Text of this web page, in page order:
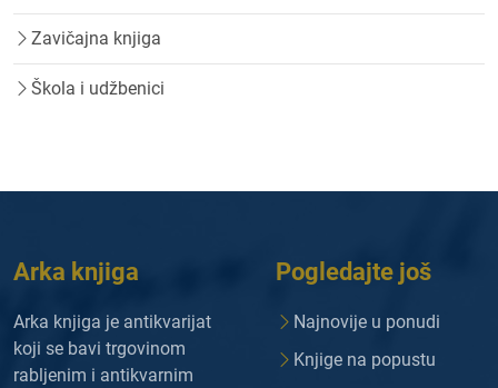
Zavičajna knjiga
Škola i udžbenici
Arka knjiga
Arka knjiga je antikvarijat
koji se bavi trgovinom
rabljenim i antikvarnim
Pogledajte još
Najnovije u ponudi
Knjige na popustu